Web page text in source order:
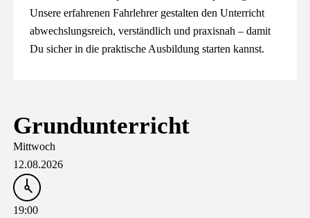
Unsere erfahrenen Fahrlehrer gestalten den Unterricht
abwechslungsreich, verständlich und praxisnah – damit
Du sicher in die praktische Ausbildung starten kannst.
Grundunterricht
Mittwoch
12.08.2026
19:00